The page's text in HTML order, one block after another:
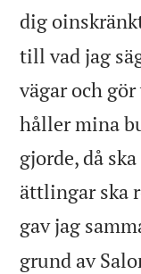
dig
till vad jag
vägar och
håller mina
gjorde, då
ättlingar ska
gav jag
grund av